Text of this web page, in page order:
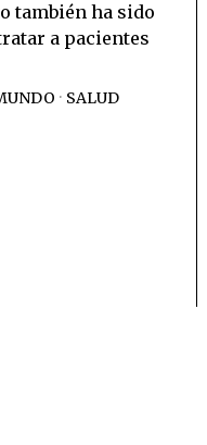
también ha sido
a pacientes
· SALUD